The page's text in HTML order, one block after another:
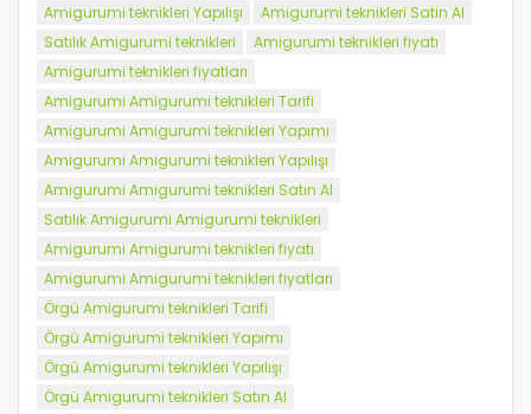
Amigurumi teknikleri Yapılışı
Amigurumi teknikleri Satın Al
Satılık Amigurumi teknikleri
Amigurumi teknikleri fiyatı
Amigurumi teknikleri fiyatları
Amigurumi Amigurumi teknikleri Tarifi
Amigurumi Amigurumi teknikleri Yapımı
Amigurumi Amigurumi teknikleri Yapılışı
Amigurumi Amigurumi teknikleri Satın Al
Satılık Amigurumi Amigurumi teknikleri
Amigurumi Amigurumi teknikleri fiyatı
Amigurumi Amigurumi teknikleri fiyatları
Örgü Amigurumi teknikleri Tarifi
Örgü Amigurumi teknikleri Yapımı
Örgü Amigurumi teknikleri Yapılışı
Örgü Amigurumi teknikleri Satın Al